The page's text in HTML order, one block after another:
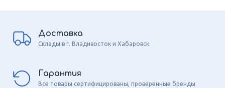
Доставка
Склады в г. Владивосток и Хабаровск
Гарантия
Все товары сертифицированы, проверенные бренды